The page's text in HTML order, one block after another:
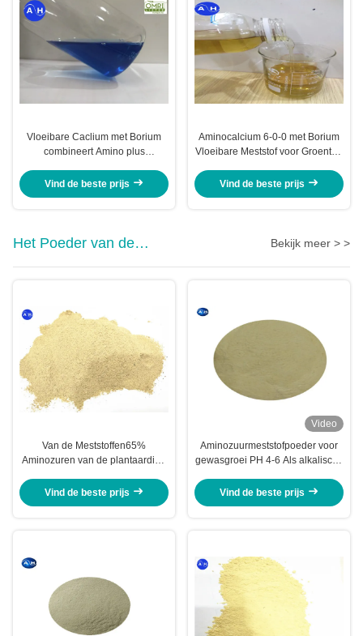
Vloeibare Caclium met Borium
combineert Amino plus
Aminozuur
Vind de beste prijs
Aminocalcium 6-0-0 met Borium
Vloeibare Meststof voor Groenten
Vind de beste prijs
Het Poeder van de
aminozuurmeststof
Bekijk meer > >
Van de Meststoffen65%
Aminozuren van de plantaardige
Organische het Poedervorm PH 6
- 8
Vind de beste prijs
Video
Aminozuurmeststofpoeder voor
gewasgroei PH 4-6 Als alkalische
Vind de beste prijs